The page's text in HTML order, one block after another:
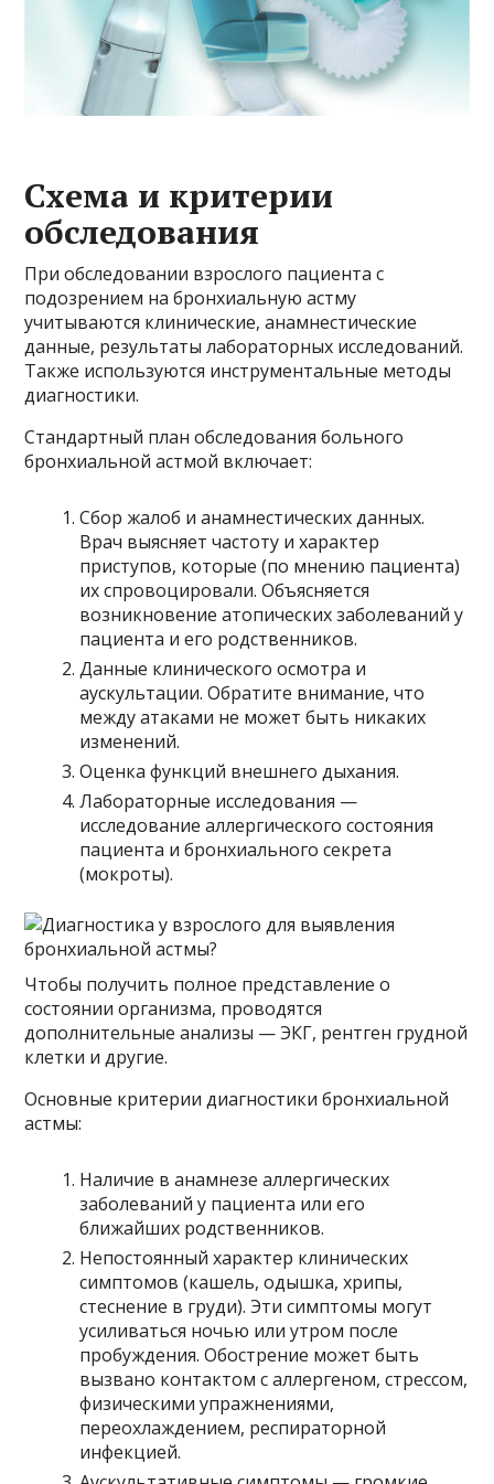
Схема и критерии
обследования
При обследовании взрослого пациента с
подозрением на бронхиальную астму
учитываются клинические, анамнестические
данные, результаты лабораторных исследований.
Также используются инструментальные методы
диагностики.
Стандартный план обследования больного
бронхиальной астмой включает:
Сбор жалоб и анамнестических данных.
Врач выясняет частоту и характер
приступов, которые (по мнению пациента)
их спровоцировали. Объясняется
возникновение атопических заболеваний у
пациента и его родственников.
Данные клинического осмотра и
аускультации. Обратите внимание, что
между атаками не может быть никаких
изменений.
Оценка функций внешнего дыхания.
Лабораторные исследования —
исследование аллергического состояния
пациента и бронхиального секрета
(мокроты).
Чтобы получить полное представление о
состоянии организма, проводятся
дополнительные анализы — ЭКГ, рентген грудной
клетки и другие.
Основные критерии диагностики бронхиальной
астмы:
Наличие в анамнезе аллергических
заболеваний у пациента или его
ближайших родственников.
Непостоянный характер клинических
симптомов (кашель, одышка, хрипы,
стеснение в груди). Эти симптомы могут
усиливаться ночью или утром после
пробуждения. Обострение может быть
вызвано контактом с аллергеном, стрессом,
физическими упражнениями,
переохлаждением, респираторной
инфекцией.